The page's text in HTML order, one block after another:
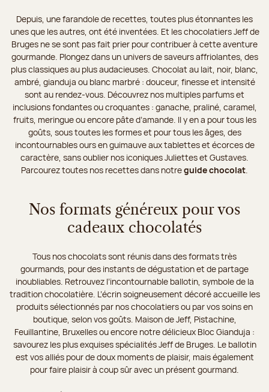
Depuis, une farandole de recettes, toutes plus étonnantes les
unes que les autres, ont été inventées. Et les chocolatiers Jeff de
Bruges ne se sont pas fait prier pour contribuer à cette aventure
gourmande. Plongez dans un univers de saveurs affriolantes, des
plus classiques au plus audacieuses. Chocolat au lait, noir, blanc,
ambré, gianduja ou blanc marbré : douceur, finesse et intensité
sont au rendez-vous. Découvrez nos multiples parfums et
inclusions fondantes ou croquantes : ganache, praliné, caramel,
fruits, meringue ou encore pâte d’amande. Il y en a pour tous les
goûts, sous toutes les formes et pour tous les âges, des
incontournables ours en guimauve aux tablettes et écorces de
caractère, sans oublier nos iconiques Juliettes et Gustaves.
Parcourez toutes nos recettes dans notreguide chocolat.
Nos formats généreux pour vos
cadeaux chocolatés
Tous nos chocolats sont réunis dans des formats très
gourmands, pour des instants de dégustation et de partage
inoubliables. Retrouvez l’incontournable ballotin, symbole de la
tradition chocolatière. L’écrin soigneusement décoré accueille les
produits sélectionnés par nos chocolatiers ou par vos soins en
boutique, selon vos goûts. Maison de Jeff, Pistachine,
Feuillantine, Bruxelles ou encore notre délicieux Bloc Gianduja :
savourez les plus exquises spécialités Jeff de Bruges. Le ballotin
est vos alliés pour de doux moments de plaisir, mais également
pour faire plaisir à coup sûr avec un présent gourmand.